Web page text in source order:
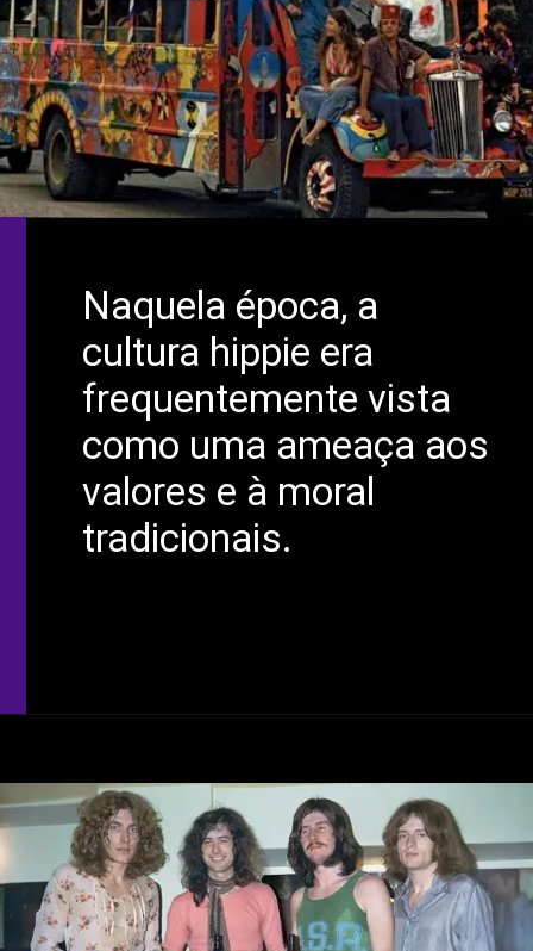
Naquela época, a
cultura hippie era
frequentemente vista
como uma ameaça aos
valores e à moral
tradicionais.